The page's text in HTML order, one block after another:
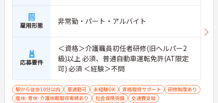
雇用形態 非常勤・パート・アルバイト
応募要件
＜資格＞介護職員初任者研修(旧ヘルパー2
級)以上 必須、普通自動車運転免許(AT限定
可) 必須 ＜経験＞不問
駅から徒歩10分以内 車通勤可 未経験OK 資格取得サポート
研修制度あり
産休･育休･介護休暇取得実績あり
社会保険完備 交通費支給